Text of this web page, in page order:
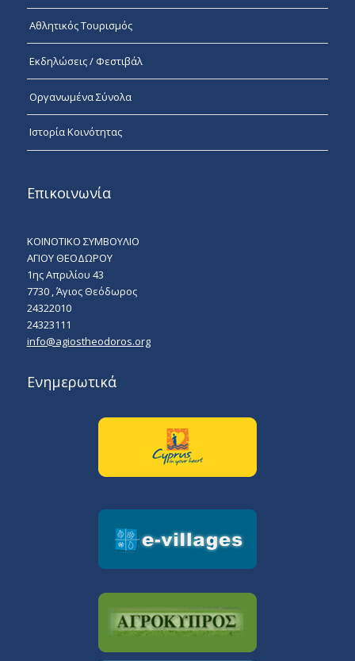
Αθλητικός Τουρισμός
Εκδηλώσεις / Φεστιβάλ
Οργανωμένα Σύνολα
Ιστορία Κοινότητας
Επικοινωνία
ΚΟΙΝΟΤΙΚΟ ΣΥΜΒΟΥΛΙΟ
ΑΓΙΟΥ ΘΕΟΔΩΡΟΥ
1ης Απριλίου 43
7730 , Άγιος Θεόδωρος
24322010
24323111
info@agiostheodoros.org
Ενημερωτικά